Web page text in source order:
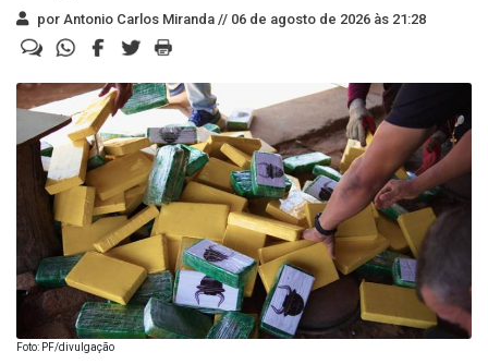
por Antonio Carlos Miranda // 06 de agosto de 2026 às 21:28
Foto: PF/divulgação